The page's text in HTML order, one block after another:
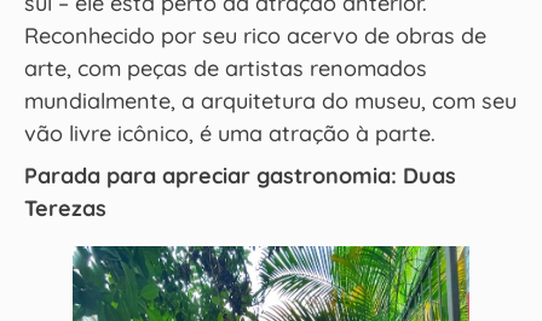
Reconhecido por seu rico acervo de obras de
arte, com peças de artistas renomados
mundialmente, a arquitetura do museu, com seu
vão livre icônico, é uma atração à parte.
Parada para apreciar gastronomia: Duas
Terezas